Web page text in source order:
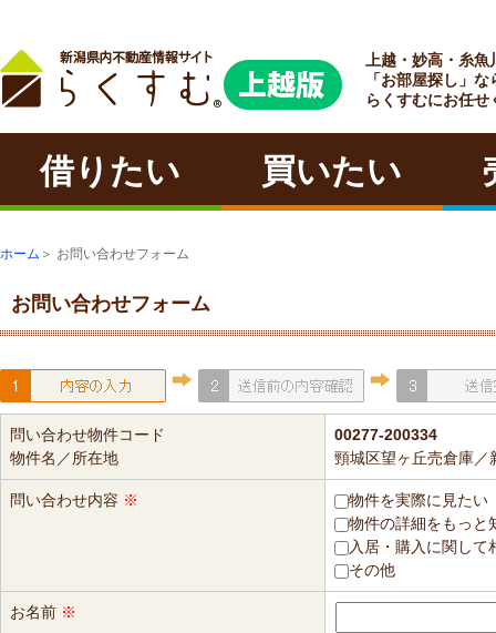
ラクチン
上越・妙高・糸魚
「お部屋探し」な
らくすむにお任せ
借りたい 買いたい
ホーム ＞ お問い合わせフォーム
お問い合わせフォーム
問い合わせ物件コード
物件名／所在地
00277-200334
頸城区望ヶ丘売倉庫
問い合わせ内容 ※
物件を実際に見たい
物件の詳細をもっと
入居・購入に関して
その他
お名前 ※